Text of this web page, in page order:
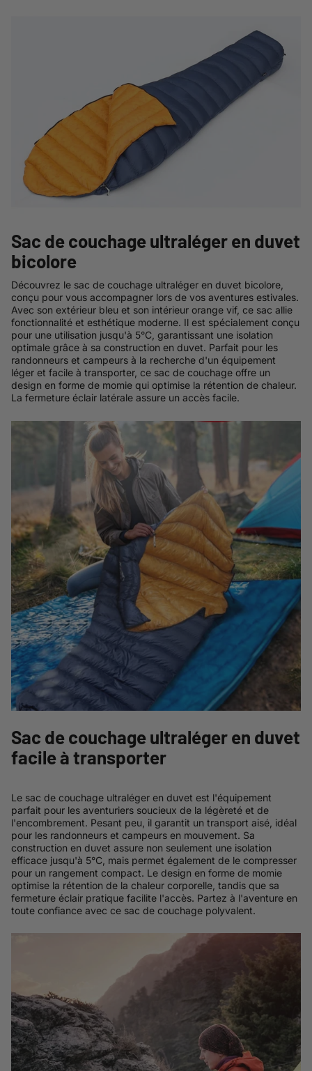
Sac de couchage ultraléger en duvet
bicolore
Découvrez le sac de couchage ultraléger en duvet bicolore,
conçu pour vous accompagner lors de vos aventures estivales.
Avec son extérieur bleu et son intérieur orange vif, ce sac allie
fonctionnalité et esthétique moderne. Il est spécialement conçu
pour une utilisation jusqu'à 5°C, garantissant une isolation
optimale grâce à sa construction en duvet. Parfait pour les
randonneurs et campeurs à la recherche d'un équipement
léger et facile à transporter, ce sac de couchage offre un
design en forme de momie qui optimise la rétention de chaleur.
La fermeture éclair latérale assure un accès facile.
Sac de couchage ultraléger en duvet
facile à transporter
Le sac de couchage ultraléger en duvet est l'équipement
parfait pour les aventuriers soucieux de la légèreté et de
l'encombrement. Pesant peu, il garantit un transport aisé, idéal
pour les randonneurs et campeurs en mouvement. Sa
construction en duvet assure non seulement une isolation
efficace jusqu'à 5°C, mais permet également de le compresser
pour un rangement compact. Le design en forme de momie
optimise la rétention de la chaleur corporelle, tandis que sa
fermeture éclair pratique facilite l'accès. Partez à l'aventure en
toute confiance avec ce sac de couchage polyvalent.